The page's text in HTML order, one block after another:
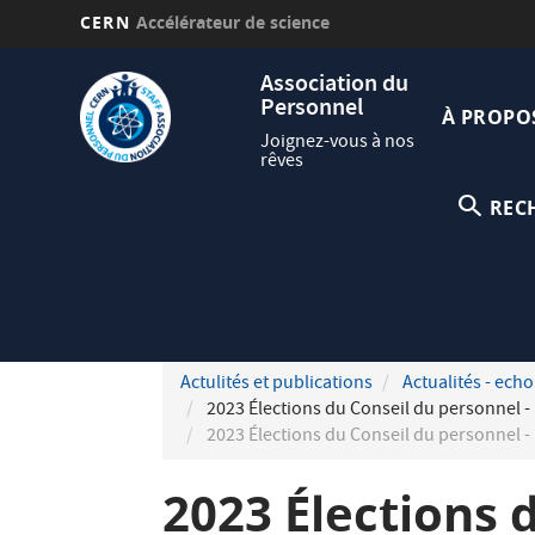
CERN Accélérateur de science
Association du
Personnel
Joignez-vous à nos
rêves
À
Actulités et publications
Actualités - echo
2023 Élections du Conseil du personnel
2023 Élections du Conseil du personnel
2023 Élections